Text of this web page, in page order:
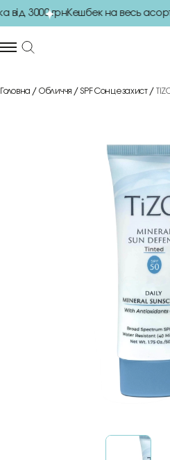
3000 грнКешбек на весь
Головна Обличчя SPF Сонцезахист